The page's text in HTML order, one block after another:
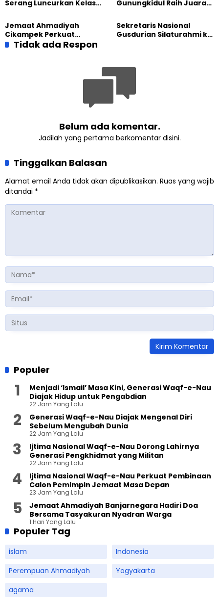
Serang Luncurkan Kelas
Generasi Unggul
Gunungkidul Raih Juara
Jemaat Ahmadiyah
Cikampek Perkuat
Komitmen Bangun Masjid
Sekretaris Nasional
Gusdurian Silaturahmi ke
Tidak ada Respon
Belum ada komentar.
Jadilah yang pertama berkomentar disini.
Tinggalkan Balasan
Alamat email Anda tidak akan dipublikasikan. Ruas yang wajib
ditandai *
Populer
Menjadi ‘Ismail’ Masa Kini, Generasi Waqf-e-Nau
Diajak Hidup untuk Pengabdian
22 Jam Yang Lalu
Generasi Waqf-e-Nau Diajak Mengenal Diri
Sebelum Mengubah Dunia
22 Jam Yang Lalu
Ijtima Nasional Waqf-e-Nau Dorong Lahirnya
Generasi Pengkhidmat yang Militan
22 Jam Yang Lalu
Ijtima Nasional Waqf-e-Nau Perkuat Pembinaan
Calon Pemimpin Jemaat Masa Depan
23 Jam Yang Lalu
Jemaat Ahmadiyah Banjarnegara Hadiri Doa
Bersama Tasyakuran Nyadran Warga
1 Hari Yang Lalu
Populer Tag
islam
Indonesia
Perempuan Ahmadiyah
Yogyakarta
agama